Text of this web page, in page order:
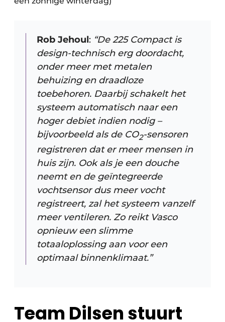
Rob Jehoul: “De 225 Compact is
design-technisch erg doordacht,
onder meer met metalen
behuizing en draadloze
toebehoren. Daarbij schakelt het
systeem automatisch naar een
hoger debiet indien nodig –
bijvoorbeeld als de CO2-sensoren
registreren dat er meer mensen in
huis zijn. Ook als je een douche
neemt en de geïntegreerde
vochtsensor dus meer vocht
registreert, zal het systeem vanzelf
meer ventileren. Zo reikt Vasco
opnieuw een slimme
totaaloplossing aan voor een
optimaal binnenklimaat.”
Team Dilsen stuurt